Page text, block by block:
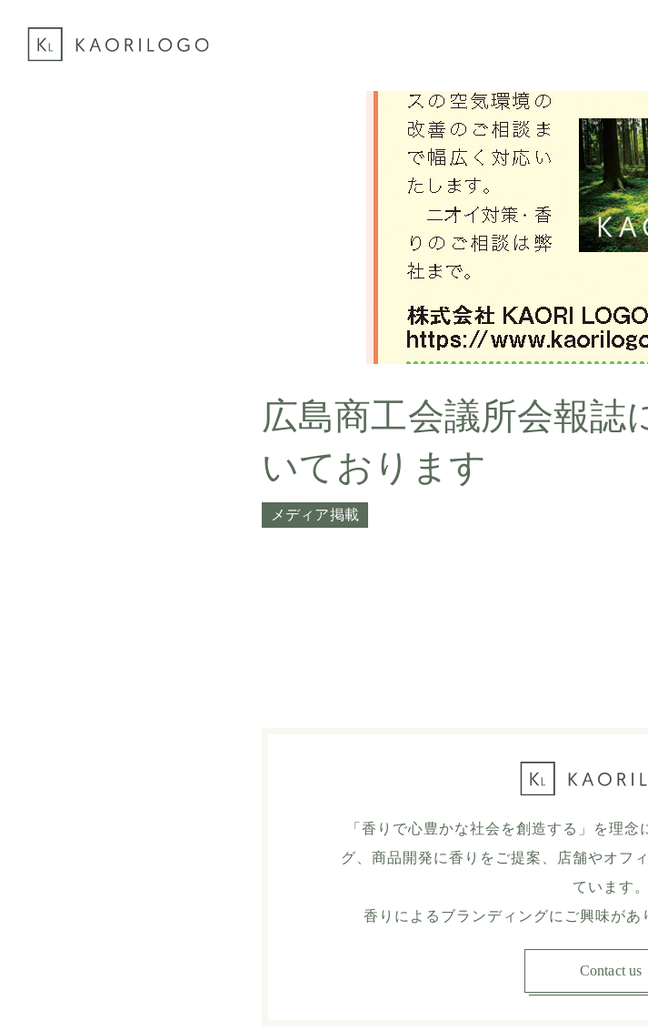
広島商工会議所会報誌
いております
メディア掲載
「香りで心豊かな社会を創造する」を理
グ、商品開発に香りをご提案、店舗やオフ
ています。
香りによるブランディングにご興味があ
Contact us